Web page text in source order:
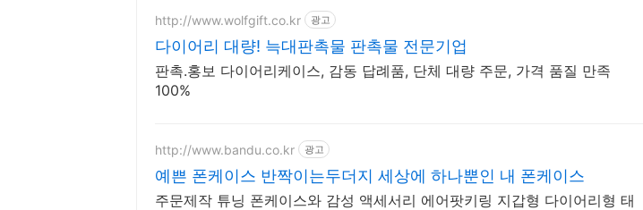
http://www.wolfgift.co.kr 광고
다이어리 대량! 늑대판촉물 판촉물 전문기업
판촉.홍보 다이어리케이스, 감동 답례품, 단체 대량 주문, 가격 품질 만족
100%
http://www.bandu.co.kr 광고
예쁜 폰케이스 반짝이는두더지 세상에 하나뿐인 내 폰케이스
주문제작 튜닝 폰케이스와 감성 액세서리 에어팟키링 지갑형 다이어리형 태